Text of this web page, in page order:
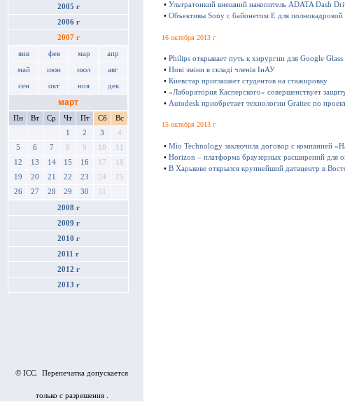
2005 г
2006 г
2007 г
янв фев мар апр
май июн июл авг
сен окт ноя дек
март
Пн Вт Ср Чт Пт Сб
Вс
1
2 3
4
5
6 7 8 9 10
11
12
13 14 15 16 17
18
19
20 21 22 23 24
25
26
27 28 29 30 31
2008 г
2009 г
2010 г
2011 г
2012 г
2013 г
© ICC. Перепечатка допускается
только с разрешения .
• Ультратонкий внешний накопитель ADATA Dash
• Объективы Sony с байонетом E для
16 октября 2013 г
• Philips открывает путь к хирургии для Google Glass
• Нові зміни в складі членів ІнАУ
• Киевстар приглашает студентов на стажировку
• «Лаборатория Касперского» совершенствует
• Autodesk приобретает технологии Graitec по
15 октября 2013 г
• Mio Technology заключила договор с компанией
• Horizon – платформа браузерных расширений для
• В Харькове открылся крупнейший датацентр в